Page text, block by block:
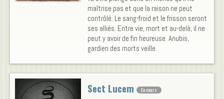
maîtrise pas et que la raison ne peut
contrôlé. Le sang-froid et le frisson seront
ses alliés. Entre vie, mort et au-delà, il ne
peut y avoir de fin heureuse. Anubis,
gardien des morts veille.
Sect Lucem En cours